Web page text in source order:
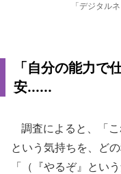
「デジタル
「自分の能力で
安......
調査によると、「こ
という気持ちを、ど
「（『やるぞ』とい